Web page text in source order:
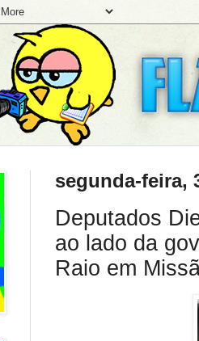
segunda-feira,
Deputados
ao lado da
Raio em